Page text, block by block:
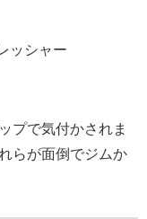
ッシャー
プで気付かされま
らが面倒でジムか